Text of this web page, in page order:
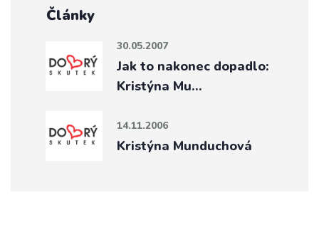
Články
30.05.2007
Jak to nakonec dopadlo:
Kristýna Mu…
14.11.2006
Kristýna Munduchová